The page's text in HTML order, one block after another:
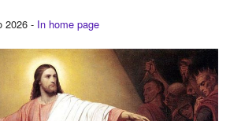
2026 - In home page